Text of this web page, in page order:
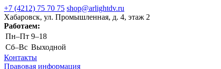
+7 (4212) 75 70 75 shop@arlightdv.ru
Хабаровск, ул. Промышленная, д. 4, этаж 2
Работаем:
Пн–Пт 9–18
Cб–Вс Выходной
Контакты
Правовая информация